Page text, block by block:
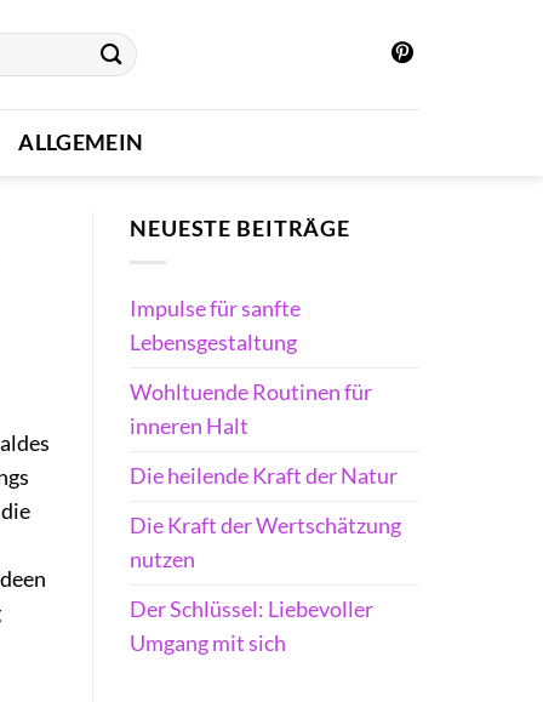
ALLGEMEIN
NEUESTE BEITRÄGE
Impulse für sanfte
Lebensgestaltung
Wohltuende Routinen für
inneren Halt
Die heilende Kraft der Natur
Die Kraft der Wertschätzung
nutzen
Der Schlüssel: Liebevoller
Umgang mit sich